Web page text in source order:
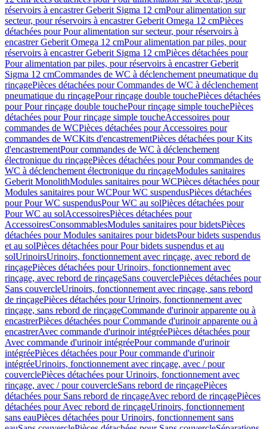
réservoirs à encastrer Geberit Sigma 12 cmPour alimentation sur
secteur, pour réservoirs à encastrer Geberit Omega 12 cmPièces
détachées pour Pour alimentation sur secteur, pour réservoirs à
encastrer Geberit Omega 12 cmPour alimentation par piles, pour
réservoirs à encastrer Geberit Sigma 12 cmPièces détachées pour
Pour alimentation par piles, pour réservoirs à encastrer Geberit
Sigma 12 cmCommandes de WC à déclenchement pneumatique du
rinçagePièces détachées pour Commandes de WC à déclenchement
pneumatique du rinçagePour rinçage double touchePièces détachées
pour Pour rinçage double touchePour rinçage simple touchePièces
détachées pour Pour rinçage simple toucheAccessoires pour
commandes de WCPièces détachées pour Accessoires pour
commandes de WCKits d'encastrementPièces détachées pour Kits
d'encastrementPour commandes de WC à déclenchement
électronique du rinçagePièces détachées pour Pour commandes de
WC à déclenchement électronique du rinçageModules sanitaires
Geberit MonolithModules sanitaires pour WCPièces détachées pour
Modules sanitaires pour WCPour WC suspendusPièces détachées
pour Pour WC suspendusPour WC au solPièces détachées pour
Pour WC au solAccessoiresPièces détachées pour
AccessoiresConsommablesModules sanitaires pour bidetsPièces
détachées pour Modules sanitaires pour bidetsPour bidets suspendus
et au solPièces détachées pour Pour bidets suspendus et au
solUrinoirsUrinoirs, fonctionnement avec rinçage, avec rebord de
rinçagePièces détachées pour Urinoirs, fonctionnement avec
rinçage, avec rebord de rinçageSans couverclePièces détachées pour
Sans couvercleUrinoirs, fonctionnement avec rinçage, sans rebord
de rinçagePièces détachées pour Urinoirs, fonctionnement avec
rinçage, sans rebord de rinçageCommande d'urinoir apparente ou à
encastrerPièces détachées pour Commande d'urinoir apparente ou à
encastrerAvec commande d'urinoir intégréePièces détachées pour
Avec commande d'urinoir intégréePour commande d'urinoir
intégréePièces détachées pour Pour commande d'urinoir
intégréeUrinoirs, fonctionnement avec rinçage, avec / pour
couverclePièces détachées pour Urinoirs, fonctionnement avec
rinçage, avec / pour couvercleSans rebord de rinçagePièces
détachées pour Sans rebord de rinçageAvec rebord de rinçagePièces
détachées pour Avec rebord de rinçageUrinoirs, fonctionnement
sans eauPièces détachées pour Urinoirs, fonctionnement sans